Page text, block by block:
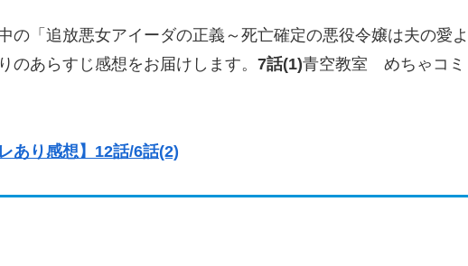
の「追放悪女アイーダの正義～死亡確定の悪役令嬢は夫の愛よ
のあらすじ感想をお届けします。 7話(1)青空教室 めちゃコミ
あり感想】12話/6話(2)